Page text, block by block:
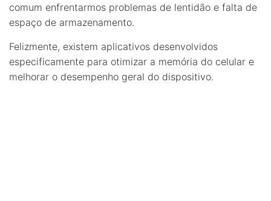
comum enfrentarmos problemas de lentidão e falta de
espaço de armazenamento.
Felizmente, existem aplicativos desenvolvidos
especificamente para otimizar a memória do celular e
melhorar o desempenho geral do dispositivo.